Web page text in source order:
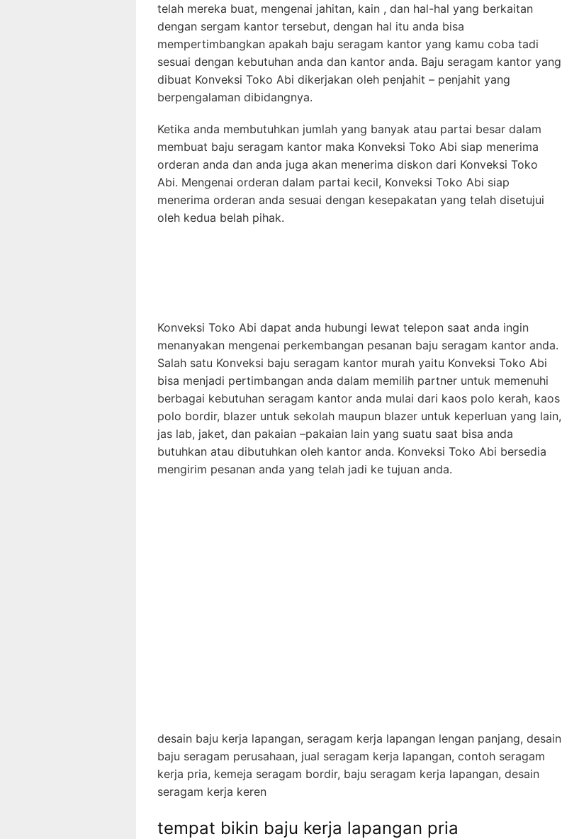
telah mereka buat, mengenai jahitan, kain , dan hal-hal yang berkaitan
dengan sergam kantor tersebut, dengan hal itu anda bisa
mempertimbangkan apakah baju seragam kantor yang kamu coba tadi
sesuai dengan kebutuhan anda dan kantor anda. Baju seragam kantor yang
dibuat Konveksi Toko Abi dikerjakan oleh penjahit – penjahit yang
berpengalaman dibidangnya.
Ketika anda membutuhkan jumlah yang banyak atau partai besar dalam
membuat baju seragam kantor maka Konveksi Toko Abi siap menerima
orderan anda dan anda juga akan menerima diskon dari Konveksi Toko
Abi. Mengenai orderan dalam partai kecil, Konveksi Toko Abi siap
menerima orderan anda sesuai dengan kesepakatan yang telah disetujui
oleh kedua belah pihak.
Konveksi Toko Abi dapat anda hubungi lewat telepon saat anda ingin
menanyakan mengenai perkembangan pesanan baju seragam kantor anda.
Salah satu Konveksi baju seragam kantor murah yaitu Konveksi Toko Abi
bisa menjadi pertimbangan anda dalam memilih partner untuk memenuhi
berbagai kebutuhan seragam kantor anda mulai dari kaos polo kerah, kaos
polo bordir, blazer untuk sekolah maupun blazer untuk keperluan yang lain,
jas lab, jaket, dan pakaian –pakaian lain yang suatu saat bisa anda
butuhkan atau dibutuhkan oleh kantor anda. Konveksi Toko Abi bersedia
mengirim pesanan anda yang telah jadi ke tujuan anda.
desain baju kerja lapangan, seragam kerja lapangan lengan panjang, desain
baju seragam perusahaan, jual seragam kerja lapangan, contoh seragam
kerja pria, kemeja seragam bordir, baju seragam kerja lapangan, desain
seragam kerja keren
tempat bikin baju kerja lapangan pria